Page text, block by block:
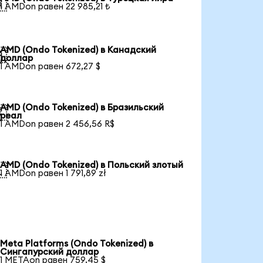
1 AMDon равен 22 985,21 ₺
AMD (Ondo Tokenized) в Канадский
доллар
1 AMDon равен 672,27 $
AMD (Ondo Tokenized) в Бразильский
реал
1 AMDon равен 2 456,56 R$
AMD (Ondo Tokenized) в Польский злотый
1 AMDon равен 1 791,89 zł
Meta Platforms (Ondo Tokenized) в
Сингапурский доллар
1 METAon равен 759,45 $